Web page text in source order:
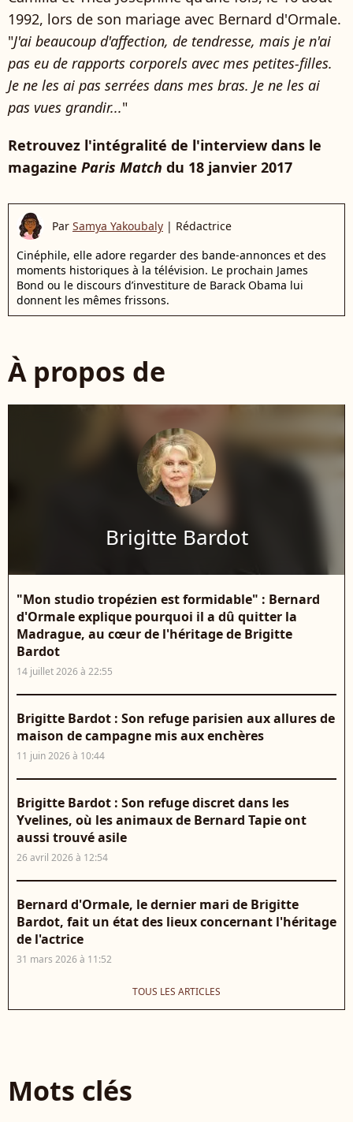
1992, lors de son mariage avec Bernard d'Ormale.
"J'ai beaucoup d'affection, de tendresse, mais je n'ai
pas eu de rapports corporels avec mes petites-filles.
Je ne les ai pas serrées dans mes bras. Je ne les ai
pas vues grandir..."
Retrouvez l'intégralité de l'interview dans le
magazine Paris Match du 18 janvier 2017
Par Samya Yakoubaly | Rédactrice
Cinéphile, elle adore regarder des bande-annonces et des
moments historiques à la télévision. Le prochain James
Bond ou le discours d’investiture de Barack Obama lui
donnent les mêmes frissons.
À propos de
Brigitte Bardot
"Mon studio tropézien est formidable" : Bernard
d'Ormale explique pourquoi il a dû quitter la
Madrague, au cœur de l'héritage de Brigitte
Bardot
14 juillet 2026 à 22:55
Brigitte Bardot : Son refuge parisien aux allures de
maison de campagne mis aux enchères
11 juin 2026 à 10:44
Brigitte Bardot : Son refuge discret dans les
Yvelines, où les animaux de Bernard Tapie ont
aussi trouvé asile
26 avril 2026 à 12:54
Bernard d'Ormale, le dernier mari de Brigitte
Bardot, fait un état des lieux concernant l'héritage
de l'actrice
31 mars 2026 à 11:52
TOUS LES ARTICLES
Mots clés